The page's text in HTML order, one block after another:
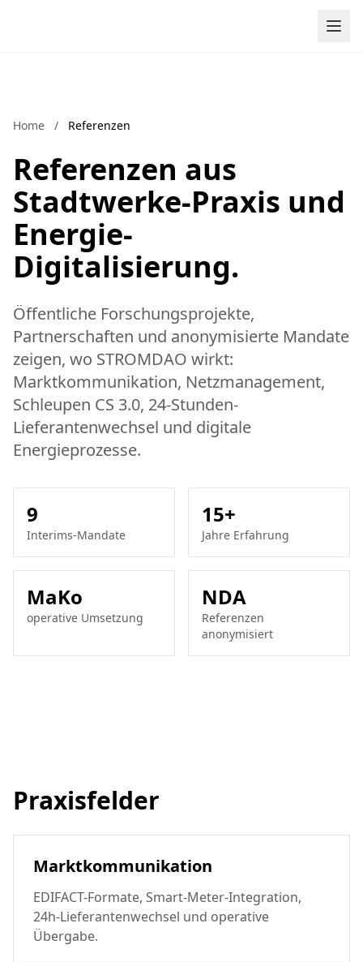
Home / Referenzen
Referenzen aus
Stadtwerke-Praxis und
Energie-
Digitalisierung.
Öffentliche Forschungsprojekte,
Partnerschaften und anonymisierte Mandate
zeigen, wo STROMDAO wirkt:
Marktkommunikation, Netzmanagement,
Schleupen CS 3.0, 24-Stunden-
Lieferantenwechsel und digitale
Energieprozesse.
9
Interims-Mandate
15+
Jahre Erfahrung
MaKo
operative Umsetzung
NDA
Referenzen
anonymisiert
Praxisfelder
Marktkommunikation
EDIFACT-Formate, Smart-Meter-Integration,
24h-Lieferantenwechsel und operative
Übergabe.